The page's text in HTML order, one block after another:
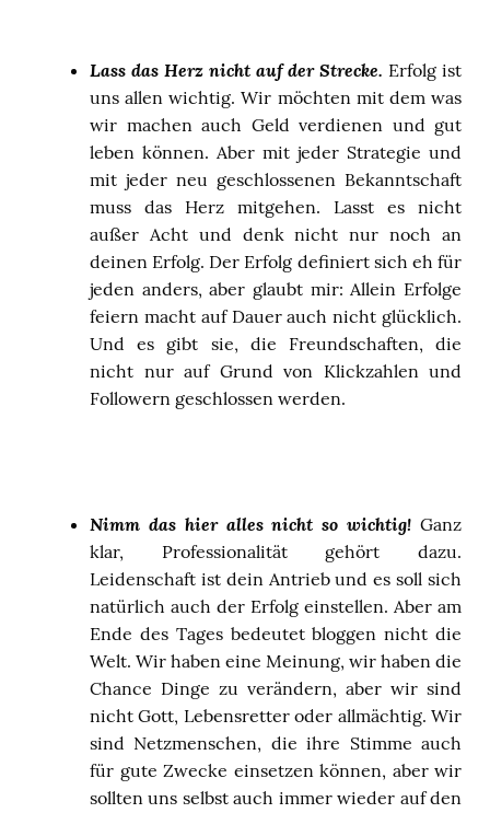
Lass das Herz nicht auf der Strecke. Erfolg ist
uns allen wichtig. Wir möchten mit dem was
wir machen auch Geld verdienen und gut
leben können. Aber mit jeder Strategie und
mit jeder neu geschlossenen Bekanntschaft
muss das Herz mitgehen. Lasst es nicht
außer Acht und denk nicht nur noch an
deinen Erfolg. Der Erfolg definiert sich eh für
jeden anders, aber glaubt mir: Allein Erfolge
feiern macht auf Dauer auch nicht glücklich.
Und es gibt sie, die Freundschaften, die
nicht nur auf Grund von Klickzahlen und
Followern geschlossen werden.
Nimm das hier alles nicht so wichtig! Ganz
klar, Professionalität gehört dazu.
Leidenschaft ist dein Antrieb und es soll sich
natürlich auch der Erfolg einstellen. Aber am
Ende des Tages bedeutet bloggen nicht die
Welt. Wir haben eine Meinung, wir haben die
Chance Dinge zu verändern, aber wir sind
nicht Gott, Lebensretter oder allmächtig. Wir
sind Netzmenschen, die ihre Stimme auch
für gute Zwecke einsetzen können, aber wir
sollten uns selbst auch immer wieder auf den